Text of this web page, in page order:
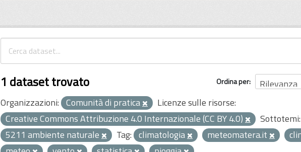
Ordina per
1 dataset trovato
Organizzazioni: Comunità di pratica
Licenze sulle risorse:
Creative Commons Attribuzione 4.0 Internazionale (CC BY 4.0)
Sottotemi:
5211 ambiente naturale
Tag: climatologia meteomatera.it